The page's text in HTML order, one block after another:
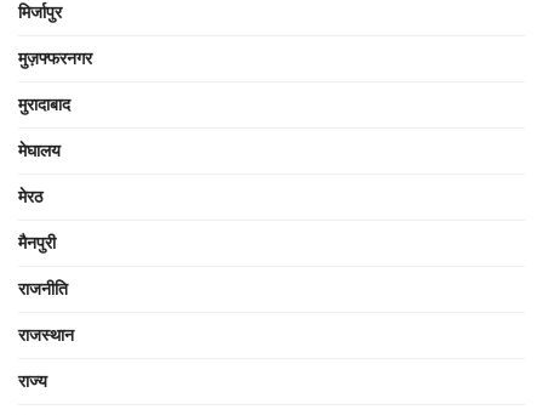
मिर्जापुर
मुज़फ्फरनगर
मुरादाबाद
मेघालय
मेरठ
मैनपुरी
राजनीति
राजस्थान
राज्य